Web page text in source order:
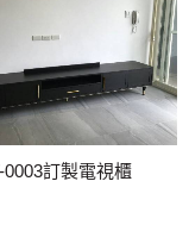
0003訂製電視櫃